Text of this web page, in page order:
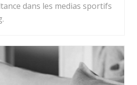
dans les medias sportifs